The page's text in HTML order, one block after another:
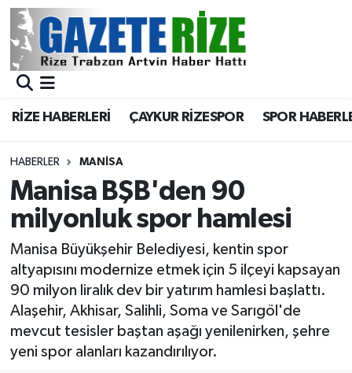
RİZE HABERLERİ ÇAYKUR RİZESPOR SPOR
HABERLER MANISA
Manisa BŞB'den 90
milyonluk spor hamlesi
Manisa Büyükşehir Belediyesi, kentin spor
altyapısını modernize etmek için 5 ilçeyi kapsayan
90 milyon liralık dev bir yatırım hamlesi başlattı.
Alaşehir, Akhisar, Salihli, Soma ve Sarıgöl'de
mevcut tesisler baştan aşağı yenilenirken, şehre
yeni spor alanları kazandırılıyor.
BÖLGEMİZ
Asayiş
Rize Jandarma Komutanlığı
Bilim Teknoloji
Bölge
Advertising news
Canlı Maç
Merkez Nöbetçi Eczaneler
Merkez Trafik Yoğunluk Haritası
Süper Lig Puan Durumu ve Fikstür
Tüm Manşetler
Son Dakika Haberleri
Haber Arşivi